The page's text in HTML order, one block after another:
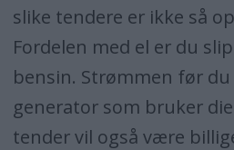
slike tendere er ikke så
Fordelen med el er du
bensin. Strømmen før
generator som bruker
tender vil også være